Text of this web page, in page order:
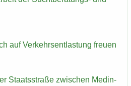
auf Ver­kehrs­ent­las­tung freu­en
Staats­stra­ße zwi­schen Me­din­